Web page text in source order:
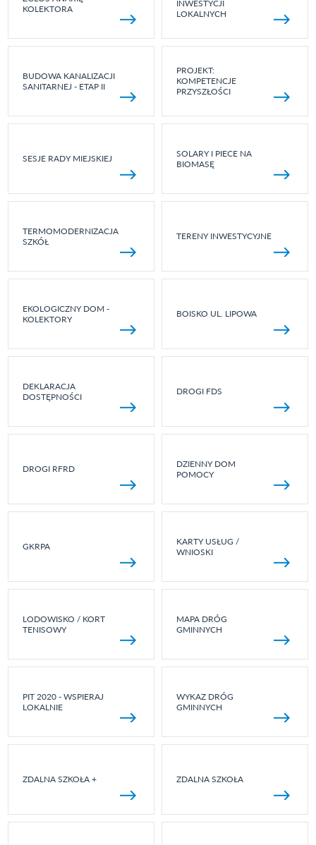
KOLEKTORA
INWESTYCJI
LOKALNYCH
BUDOWA KANALIZACJI
SANITARNEJ - ETAP II
PROJEKT:
KOMPETENCJE
PRZYSZŁOŚCI
SESJE RADY MIEJSKIEJ
SOLARY I PIECE NA
BIOMASĘ
TERMOMODERNIZACJA
SZKÓŁ
TERENY INWESTYCYJNE
EKOLOGICZNY DOM -
KOLEKTORY
BOISKO UL. LIPOWA
DEKLARACJA
DOSTĘPNOŚCI
DROGI FDS
DROGI RFRD
DZIENNY DOM
POMOCY
GKRPA
KARTY USŁUG /
WNIOSKI
LODOWISKO / KORT
TENISOWY
MAPA DRÓG
GMINNYCH
PIT 2020 - WSPIERAJ
LOKALNIE
WYKAZ DRÓG
GMINNYCH
ZDALNA SZKOŁA + ZDALNA SZKOŁA